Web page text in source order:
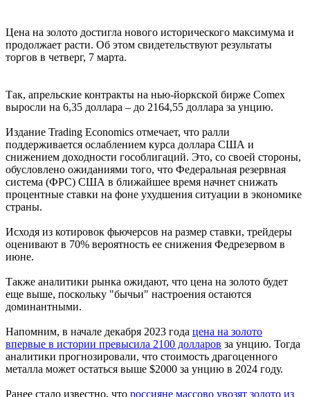
Цена на золото достигла нового исторического максимума и
продолжает расти. Об этом свидетельствуют результаты
торгов в четверг, 7 марта.
Так, апрельские контракты на нью-йоркской бирже Comex
выросли на 6,35 доллара – до 2164,55 доллара за унцию.
Издание Trading Economics отмечает, что ралли
поддерживается ослаблением курса доллара США и
снижением доходности гособлигаций. Это, со своей стороны,
обусловлено ожиданиями того, что Федеральная резервная
система (ФРС) США в ближайшее время начнет снижать
процентные ставки на фоне ухудшения ситуации в экономике
страны.
Исходя из котировок фьючерсов на размер ставки, трейдеры
оценивают в 70% вероятность ее снижения Федрезервом в
июне.
Также аналитики рынка ожидают, что цена на золото будет
еще выше, поскольку "бычьи" настроения остаются
доминантными.
Напомним, в начале декабря 2023 года цена на золото
впервые в истории превысила 2100 долларов за унцию. Тогда
аналитики прогнозировали, что стоимость драгоценного
металла может остаться выше $2000 за унцию в 2024 году.
Ранее стало известно, что россияне массово увозят золото из